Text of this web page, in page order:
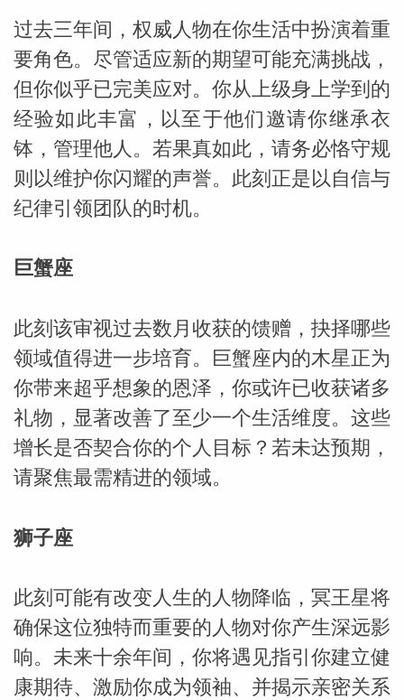
miller
勒
过去三年间，权威人物在你生活中扮演着重
要角色。尽管适应新的期望可能充满挑战，
但你似乎已完美应对。你从上级身上学到的
经验如此丰富，以至于他们邀请你继承衣
钵，管理他人。若果真如此，请务必恪守规
则以维护你闪耀的声誉。此刻正是以自信与
纪律引领团队的时机。
巨蟹座
此刻该审视过去数月收获的馈赠，抉择哪些
领域值得进一步培育。巨蟹座内的木星正为
你带来超乎想象的恩泽，你或许已收获诸多
礼物，显著改善了至少一个生活维度。这些
增长是否契合你的个人目标？若未达预期，
请聚焦最需精进的领域。
狮子座
此刻可能有改变人生的人物降临，冥王星将
确保这位独特而重要的人物对你产生深远影
响。未来十余年间，你将遇见指引你建立健
康期待、激励你成为领袖、并揭示亲密关系